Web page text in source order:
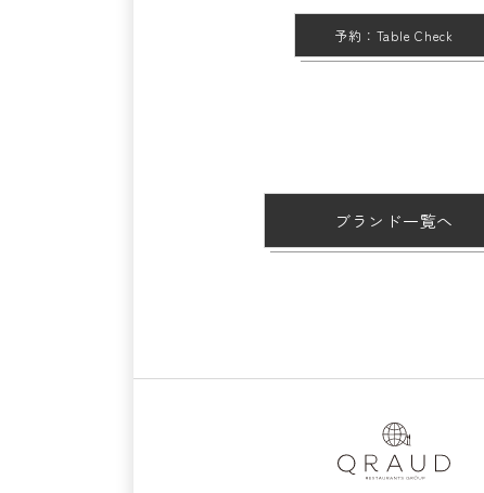
予約：Table Check
ブランド一覧へ